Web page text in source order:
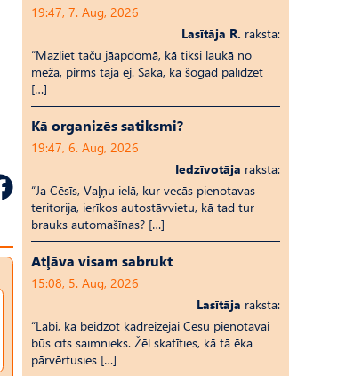
19:47, 7. Aug, 2026
Lasītāja R. raksta:
“Mazliet taču jāapdomā, kā tiksi laukā no
meža, pirms tajā ej. Saka, ka šogad palīdzēt
[…]
Kā organizēs satiksmi?
19:47, 6. Aug, 2026
Iedzīvotāja raksta:
“Ja Cēsīs, Vaļņu ielā, kur vecās pienotavas
teritorija, ierīkos autostāvvietu, kā tad tur
brauks automašīnas? […]
Atļāva visam sabrukt
15:08, 5. Aug, 2026
Lasītāja raksta:
“Labi, ka beidzot kādreizējai Cēsu pienotavai
būs cits saimnieks. Žēl skatīties, kā tā ēka
pārvērtusies […]